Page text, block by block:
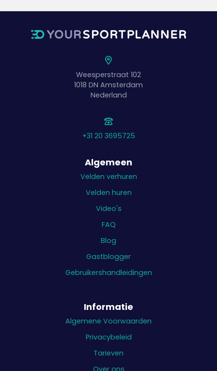
Weesperstraat 102
1018 DN Amsterdam
Nederland
+31 20 3695725
Algemeen
Velden verhuren
Velden huren
Video's
FAQ
Blog
Gastblogger
Gebruikershandleidingen
Informatie
Algemene Voorwaarden
Privacybeleid
Tarieven